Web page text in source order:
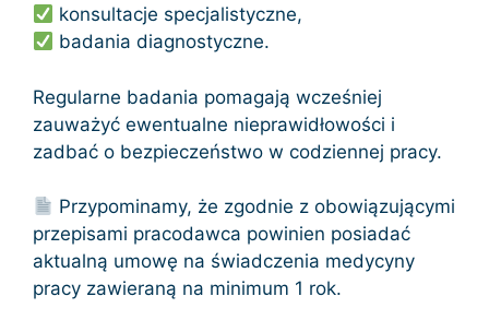
konsultacje specjalistyczne,
badania diagnostyczne.
Regularne badania pomagają wcześniej
zauważyć ewentualne nieprawidłowości i
zadbać o bezpieczeństwo w codziennej pracy.
Przypominamy, że zgodnie z obowiązującymi
przepisami pracodawca powinien posiadać
aktualną umowę na świadczenia medycyny
pracy zawieraną na minimum 1 rok.